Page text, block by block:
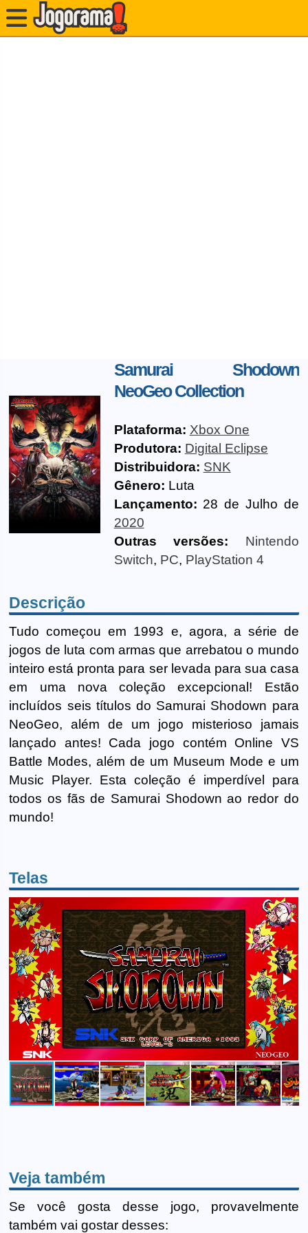
Samurai Shodown
NeoGeo Collection
Plataforma: Xbox One
Produtora: Digital Eclipse
Distribuidora: SNK
Gênero: Luta
Lançamento: 28 de Julho de
2020
Outras versões:
Nintendo
Switch, PC, PlayStation 4
Descrição
Tudo começou em 1993 e, agora, a série de
jogos de luta com armas que arrebatou o mundo
inteiro está pronta para ser levada para sua casa
em uma nova coleção excepcional! Estão
incluídos seis títulos do Samurai Shodown para
NeoGeo, além de um jogo misterioso jamais
lançado antes! Cada jogo contém Online VS
Battle Modes, além de um Museum Mode e um
Music Player. Esta coleção é imperdível para
todos os fãs de Samurai Shodown ao redor do
mundo!
Telas
Veja também
Se você gosta desse jogo, provavelmente
também vai gostar desses: